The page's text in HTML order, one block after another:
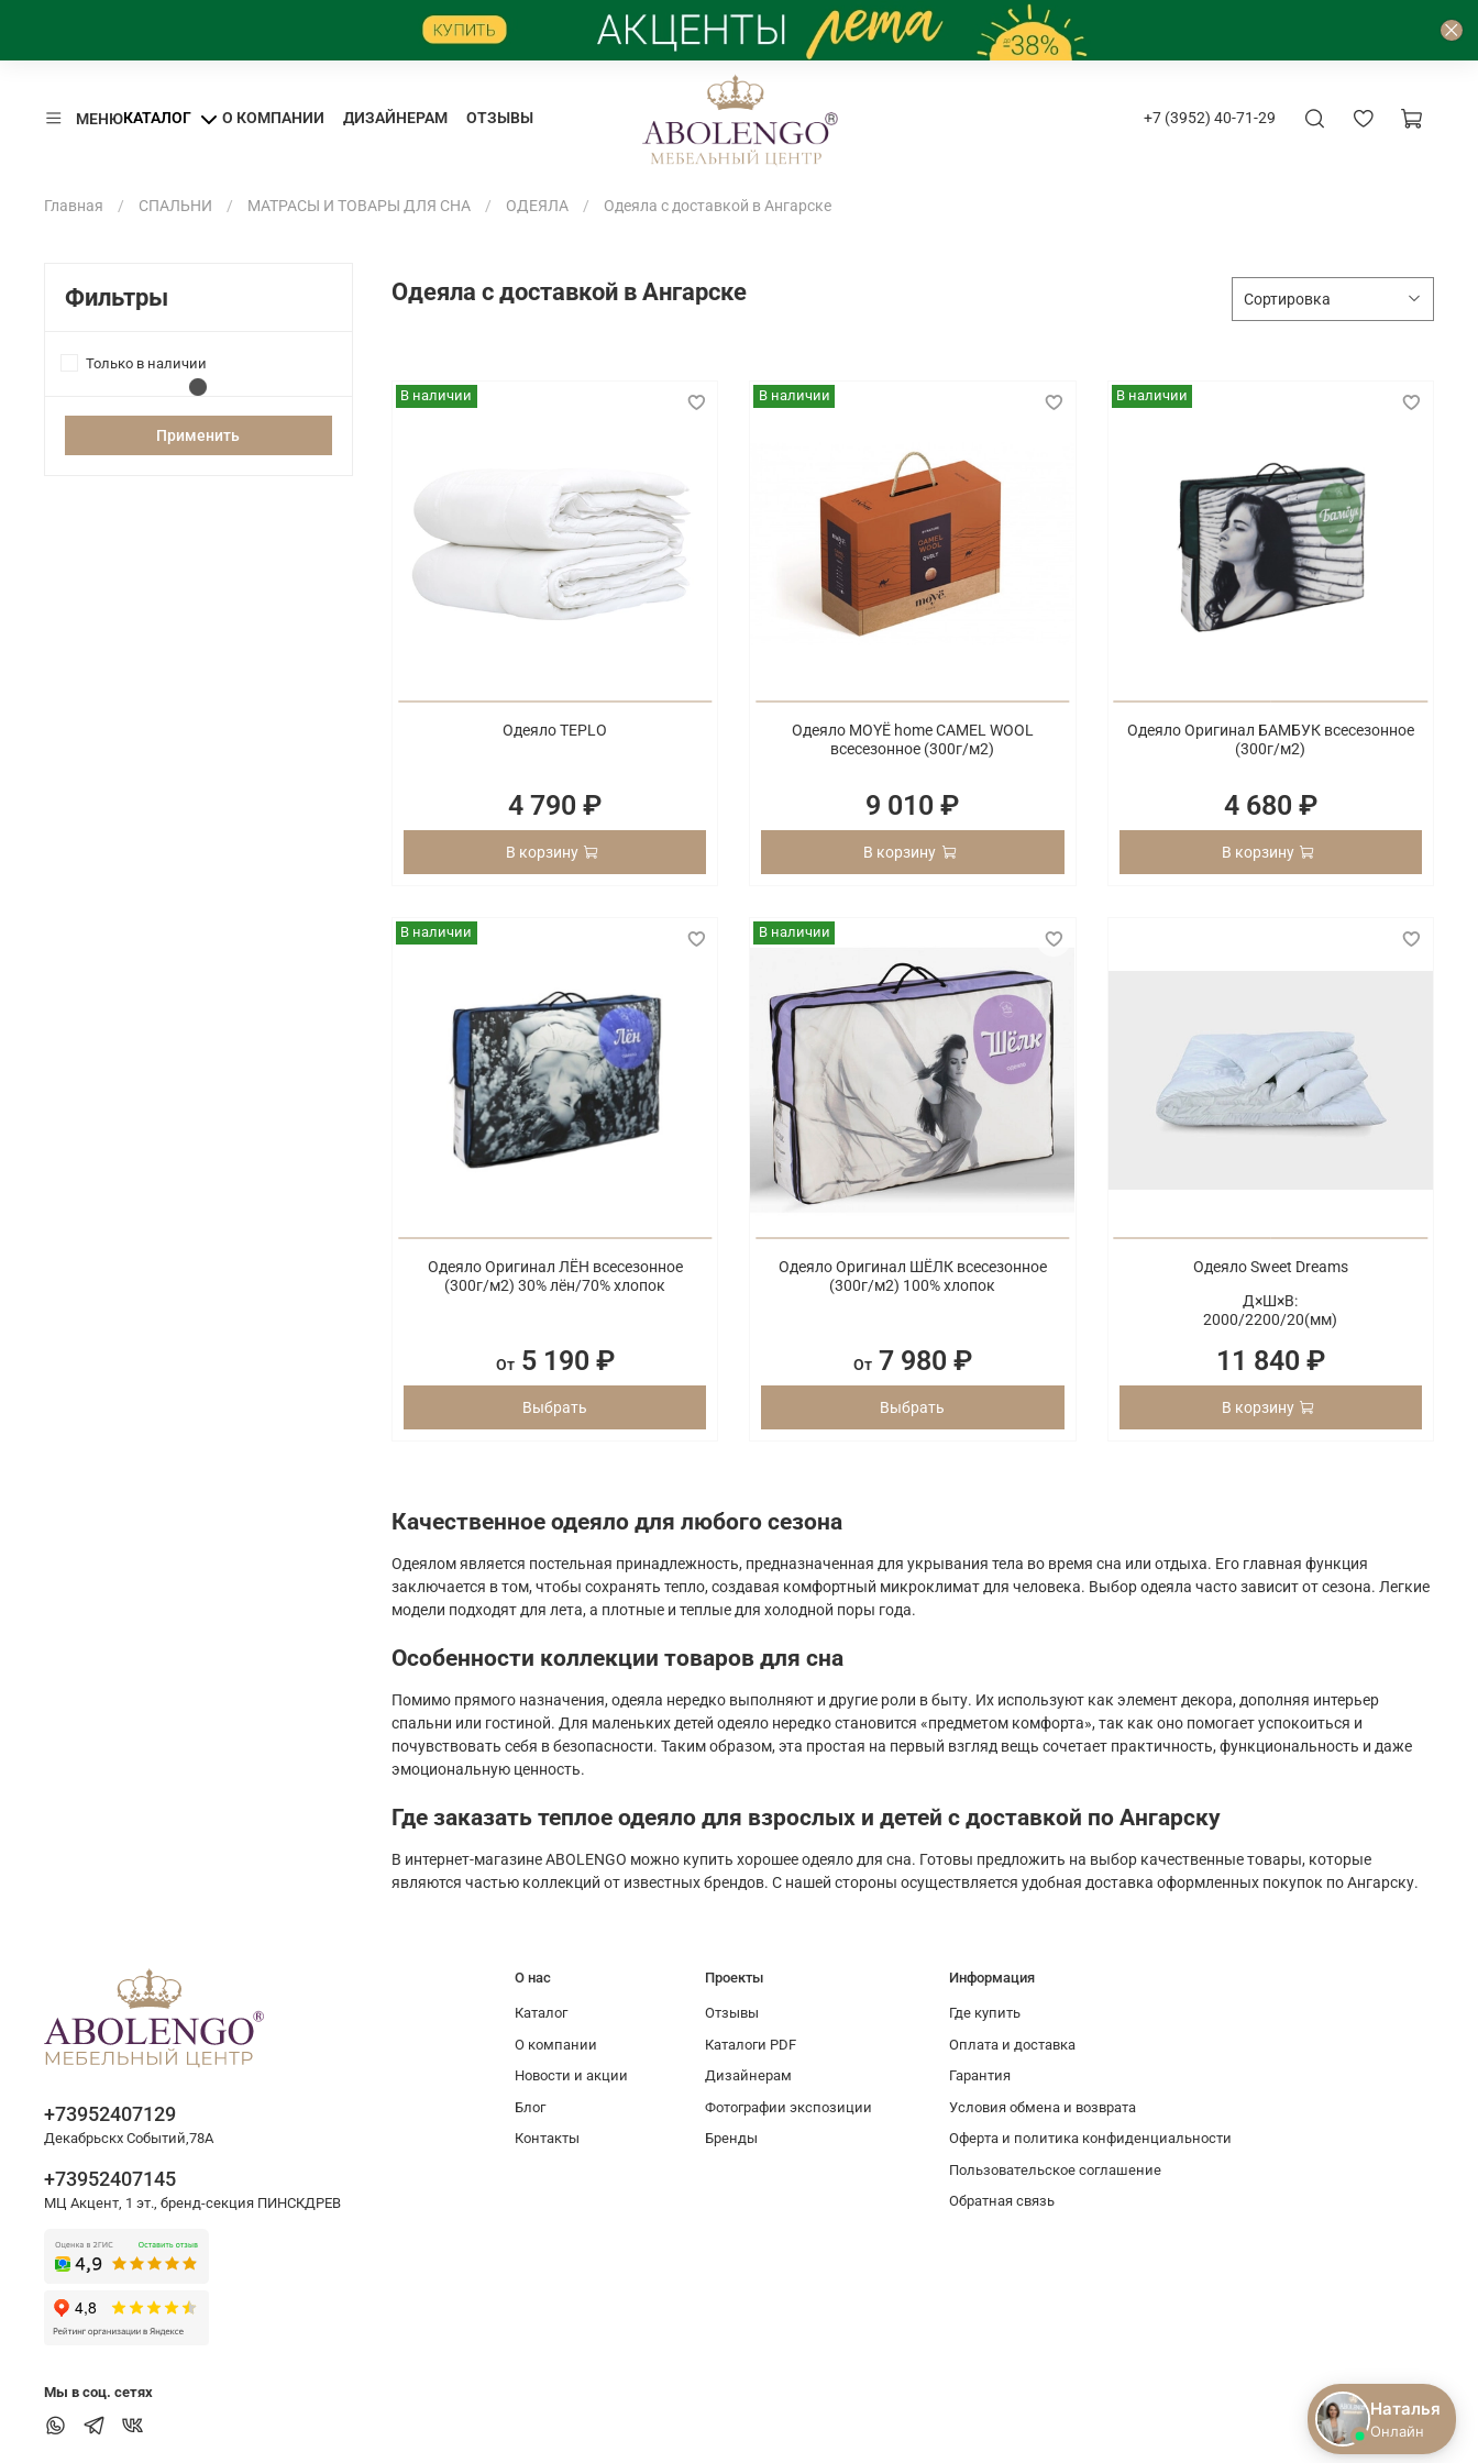
МЕНЮКАТАЛОГ О КОМПАНИИ ДИЗАЙНЕРАМ ОТЗЫВЫ +7 (3952) 40-71-29
Главная СПАЛЬНИ МАТРАСЫ И ТОВАРЫ ДЛЯ СНА ОДЕЯЛА Одеяла с доставкой в Ангарске
Одеяла с доставкой в Ангарске
В наличии
Одеяло TEPLO
4 790 ₽
В корзину
В наличии
Одеяло MOYЁ home CAMEL WOOL
всесезонное (300г/м2)
9 010 ₽
В корзину
В наличии
Одеяло Оригинал БАМБУК всесезонное
(300г/м2)
4 680 ₽
В корзину
В наличии
Одеяло Оригинал ЛЁН всесезонное
(300г/м2) 30% лён/70% хлопок
От5 190 ₽
Выбрать
В наличии
Одеяло Оригинал ШЁЛК всесезонное
(300г/м2) 100% хлопок
От7 980 ₽
Выбрать
Одеяло Sweet Dreams
Д×Ш×В:
2000/2200/20(мм)
11 840 ₽
В корзину
Качественное одеяло для любого сезона
Одеялом является постельная принадлежность, предназначенная для укрывания тела во время сна или отдыха. Его главная функция
заключается в том, чтобы сохранять тепло, создавая комфортный микроклимат для человека. Выбор одеяла часто зависит от сезона. Легкие
модели подходят для лета, а плотные и теплые для холодной поры года.
Особенности коллекции товаров для сна
Помимо прямого назначения, одеяла нередко выполняют и другие роли в быту. Их используют как элемент декора, дополняя интерьер
спальни или гостиной. Для маленьких детей одеяло нередко становится «предметом комфорта», так как оно помогает успокоиться и
почувствовать себя в безопасности. Таким образом, эта простая на первый взгляд вещь сочетает практичность, функциональность и даже
эмоциональную ценность.
Где заказать теплое одеяло для взрослых и детей с доставкой по Ангарску
В интернет-магазине ABOLENGO можно купить хорошее одеяло для сна. Готовы предложить на выбор качественные товары, которые
являются частью коллекций от известных брендов. С нашей стороны осуществляется удобная доставка оформленных покупок по Ангарску.
Фильтры
Только в наличии
Применить
О нас
Каталог
О компании
Новости и акции
Блог
Контакты
Проекты
Отзывы
Каталоги PDF
Дизайнерам
Фотографии экспозиции
Бренды
Информация
Где купить
Оплата и доставка
Гарантия
Условия обмена и возврата
Оферта и политика конфиденциальности
Пользовательское соглашение
Обратная связь
+73952407129
Декабрьскх Событий,78А
+73952407145
МЦ Акцент, 1 эт., бренд-секция ПИНСКДРЕВ
Мы в соц. сетях